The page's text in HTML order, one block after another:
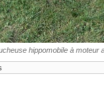
hippomobile à moteur